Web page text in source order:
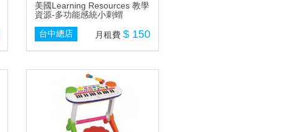
美國Learning Resources 教學
資源-多功能感統小刺蝟
台中總店
月租費 $ 150